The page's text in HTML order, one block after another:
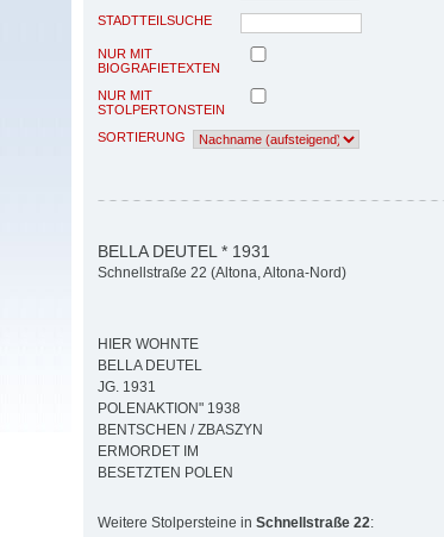
STADTTEILSUCHE
NUR MIT
BIOGRAFIETEXTEN
NUR MIT
STOLPERTONSTEIN
SORTIERUNG
BELLA DEUTEL * 1931
Schnellstraße 22 (Altona, Altona-Nord)
HIER WOHNTE
BELLA DEUTEL
JG. 1931
POLENAKTION" 1938
BENTSCHEN / ZBASZYN
ERMORDET IM
BESETZTEN POLEN
Weitere Stolpersteine in Schnellstraße 22: